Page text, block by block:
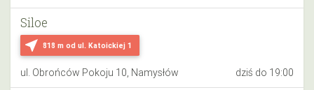
near_me 818 m od ul. Katoickiej 1
Siloe
ul. Obrońców Pokoju 10, Namysłów dziś do 19:00